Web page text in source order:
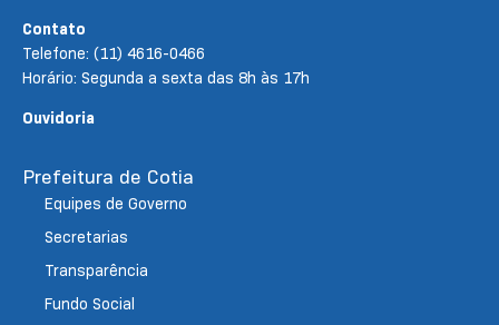
Contato
Telefone: (11) 4616-0466
Horário: Segunda a sexta das 8h às 17h
Ouvidoria
Prefeitura de Cotia
Equipes de Governo
Secretarias
Transparência
Fundo Social